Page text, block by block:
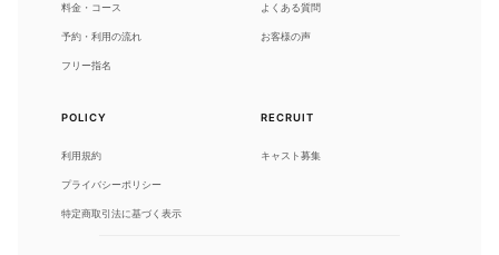
料金・コース
予約・利用の流れ
フリー指名
よくある質問
お客様の声
POLICY
利用規約
プライバシーポリシー
特定商取引法に基づく表示
RECRUIT
キャスト募集